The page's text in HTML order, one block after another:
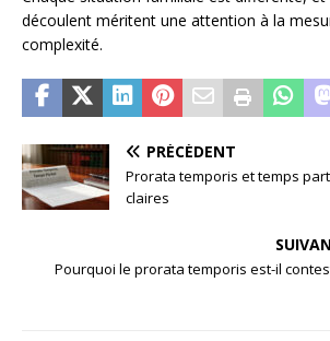
découlent méritent une attention à la
complexité.
PRÉCÉDENT
Prorata temporis et temps
claires
Pourquoi le prorata temporis est-il